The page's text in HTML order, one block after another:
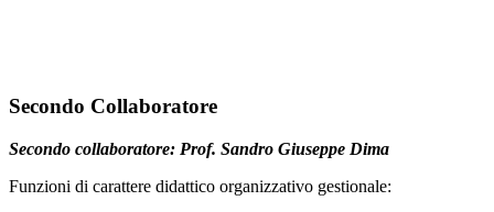
Secondo Collaboratore
Secondo collaboratore: Prof. Sandro Giuseppe Dima
Funzioni di carattere didattico organizzativo gestionale: